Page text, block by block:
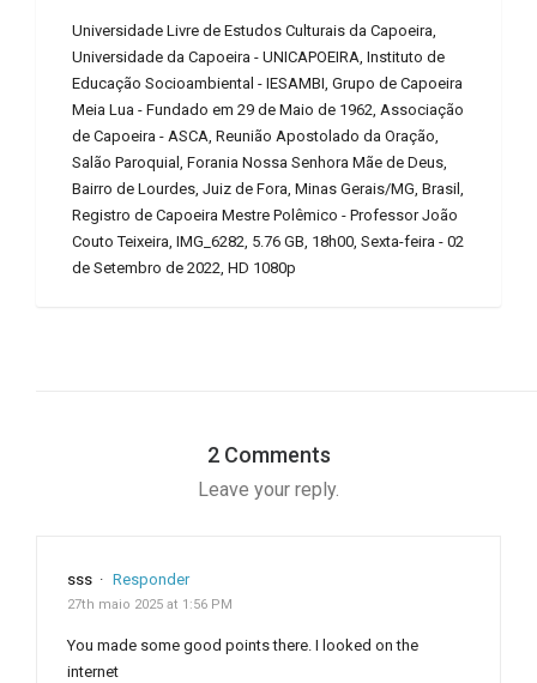
Universidade Livre de Estudos Culturais da Capoeira,
Universidade da Capoeira - UNICAPOEIRA, Instituto de
Educação Socioambiental - IESAMBI, Grupo de Capoeira
Meia Lua - Fundado em 29 de Maio de 1962, Associação
de Capoeira - ASCA, Reunião Apostolado da Oração,
Salão Paroquial, Forania Nossa Senhora Mãe de Deus,
Bairro de Lourdes, Juiz de Fora, Minas Gerais/MG, Brasil,
Registro de Capoeira Mestre Polêmico - Professor João
Couto Teixeira, IMG_6282, 5.76 GB, 18h00, Sexta-feira - 02
de Setembro de 2022, HD 1080p
2 Comments
Leave your reply.
sss · Responder
27th maio 2025 at 1:56 PM
You made some good points there. I looked on the
internet